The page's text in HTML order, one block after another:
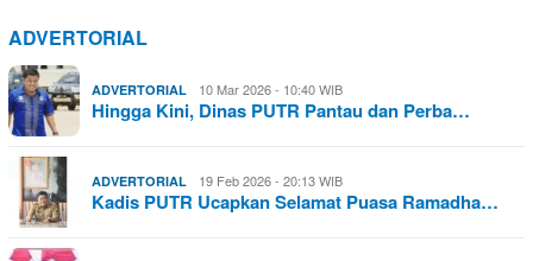
ADVERTORIAL
ADVERTORIAL 10 Mar 2026 - 10:40 WIB
Hingga Kini, Dinas PUTR Pantau dan Perba…
ADVERTORIAL 19 Feb 2026 - 20:13 WIB
Kadis PUTR Ucapkan Selamat Puasa Ramadha…